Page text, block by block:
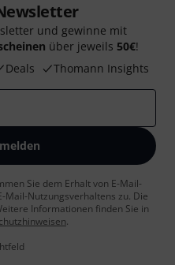
und gewinne mit
über jeweils 50€!
Deals Thomann Insights
Sie dem Erhalt von E-Mail-
Mail-Nutzungsverhaltens zu. Die
Informationen finden Sie in
.